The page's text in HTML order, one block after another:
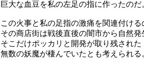
巨大な血豆を私の左足の指に作ったのだ
この火事と私の足指の激痛を関連付け
その商店街は戦後直後の闇市から自然
そこだけポッカリと開発が取り残され
無数の妖魔が棲んでいたとも考えられる